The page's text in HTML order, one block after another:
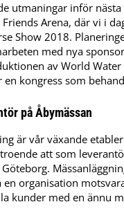
utmaningar inför
Arena, där vi i
Show 2018.
med nya
av World
kongress som
på Åbymässan
är vår växande
att som
organisation
kunder med en ännu